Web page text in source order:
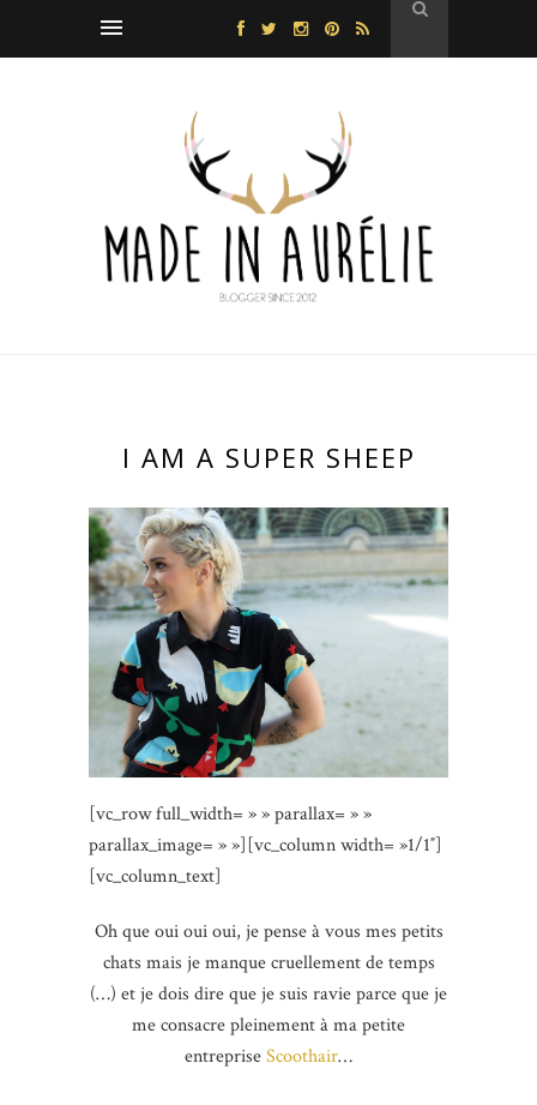
I AM A SUPER SHEEP
[vc_row full_width= » » parallax= » »
parallax_image= » »][vc_column width= »1/1″]
[vc_column_text]
Oh que oui oui oui, je pense à vous mes petits
chats mais je manque cruellement de temps
(…) et je dois dire que je suis ravie parce que je
me consacre pleinement à ma petite
entrepriseScoothair…